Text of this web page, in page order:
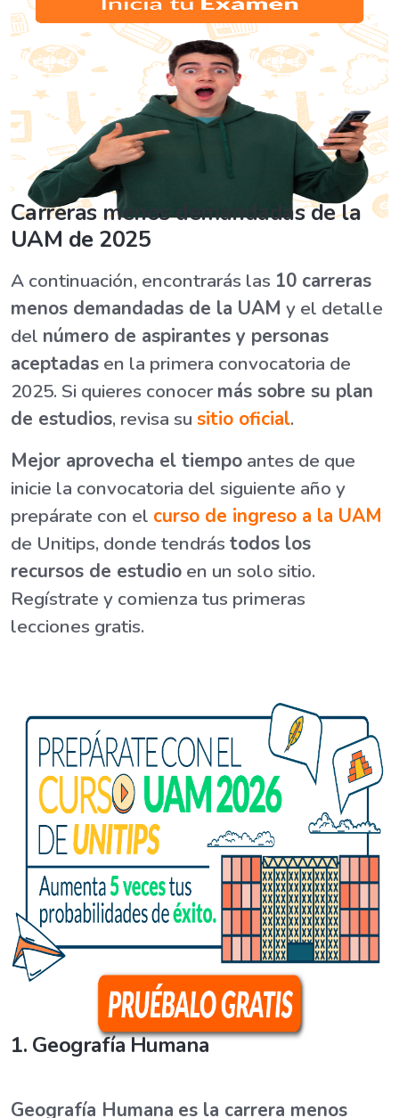
Carreras menos demandadas de la
UAM de 2025
A continuación, encontrarás las 10 carreras
menos demandadas de la UAM y el detalle
del número de aspirantes y personas
aceptadas en la primera convocatoria de
2025. Si quieres conocermás sobre su plan
de estudios, revisa su sitio oficial.
Mejor aprovecha el tiempo antes de que
inicie la convocatoria del siguiente año y
prepárate con el curso de ingreso a la UAM
de Unitips, donde tendrás todos los
recursos de estudio en un solo sitio.
Regístrate y comienza tus primeras
lecciones gratis.
1. Geografía Humana
Geografía Humana es la carrera menos